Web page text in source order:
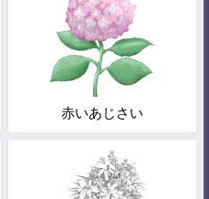
赤いあじさい